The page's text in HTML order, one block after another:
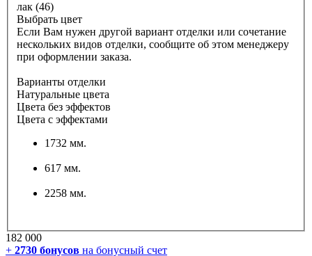
лак (46)
Выбрать цвет
Если Вам нужен другой вариант отделки или сочетание
нескольких видов отделки, сообщите об этом менеджеру
при оформлении заказа.
Варианты отделки
Натуральные цвета
Цвета без эффектов
Цвета с эффектами
1732 мм.
617 мм.
2258 мм.
182 000
+ 2730 бонусов на бонусный счет